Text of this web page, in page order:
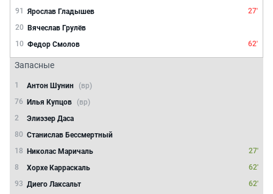
91
Ярослав Гладышев
27'
20 Вячеслав Грулёв
10 Федор Смолов 62'
Запасные
1 Антон Шунин
(вр)
76 Илья Купцов
(вр)
2
Элиэзер Даса
80 Станислав Бессмертный
18 Николас Маричаль
27'
8
Хорхе Карраскаль
62'
93 Диего Лаксальт
62'